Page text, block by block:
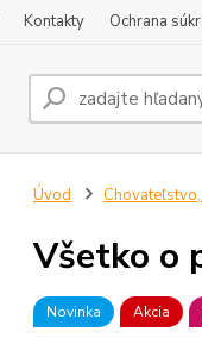
Kontakty Ochrana
Úvod
Všetko o
Novinka Akcia